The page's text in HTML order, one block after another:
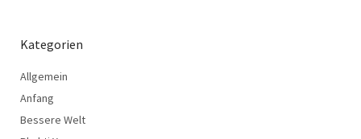
Kategorien
Allgemein
Anfang
Bessere Welt